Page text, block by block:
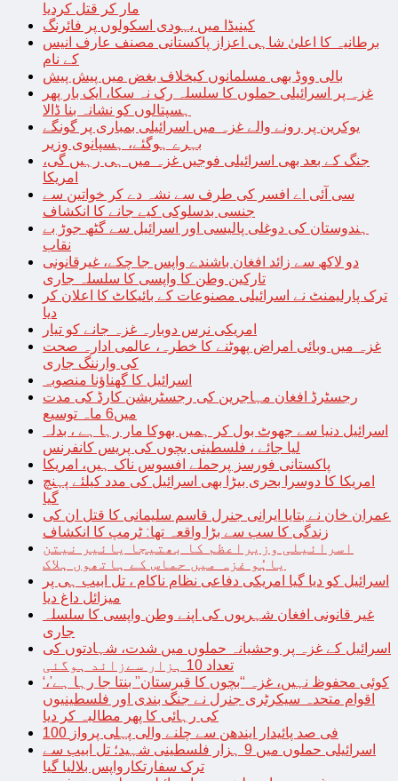
مار کر قتل کردیا
کینیڈا میں یہودی اسکولوں پر فائرنگ
برطانیہ کا اعلیٰ شاہی اعزاز پاکستانی مصنف عارف انیس
کے نام
بالی ووڈ بھی مسلمانوں کیخلاف بغض میں پیش پیش
غزہ پر اسرائیلی حملوں کا سلسلہ رک نہ سکا، ایک بار پھر
ہسپتالوں کو نشانہ بنا ڈالا
یوکرین پر رونے والے غزہ میں اسرائیلی بمباری پر گونگے
بہرے ہوگئے، ہسپانوی وزیر
جنگ کے بعد بھی اسرائیلی فوجیں غزہ میں ہی رہیں گی،
امریکا
سی آئی اے افسر کی طرف سے نشہ دے کر خواتین سے
جنسی بدسلوکی کیے جانے کا انکشاف
ہندوستان کی دوغلی پالیسی اور اسرائیل سے گٹھ جوڑ بے
نقاب
دو لاکھ سے زائد افغان باشندے واپس جا چکے، غیرقانونی
تارکین وطن کا واپسی کا سلسلہ جاری
ترک پارلیمنٹ نے اسرائیلی مصنوعات کے بائیکاٹ کا اعلان کر
دیا
امریکی نرس دوبارہ غزہ جانے کو تیار
غزہ میں وبائی امراض پھوٹنے کا خطرہ، عالمی ادارہ صحت
کی وارننگ جاری
اسرائیل کا گھناؤنا منصوبہ
رجسٹرڈ افغان مہاجرین کی رجسٹریشن کارڈ کی مدت
میں6 ماہ توسیع
اسرائیل دنیا سے جھوٹ بول کر ہمیں بھوکا مار رہا ہے ، بدلہ
لیا جائے ، فلسطینی بچوں کی پریس کانفرنس
پاکستانی فورسز پرحملے افسوس ناک ہیں، امریکا
امریکا کا دوسرا بحری بیڑا بھی اسرائیل کی مدد کیلئے پہنچ
گیا
عمران خان نے بتایا ایرانی جنرل قاسم سلیمانی کا قتل ان کی
زندگی کا سب سے بڑا واقعہ تھا: ٹرمپ کا انکشاف
اسرائیلی وزیراعظم کا بھتیجا یائیر نیتن
یاہُو غزہ میں حماس کے ہاتھوں ہلاک
اسرائیل کو دیا گیا امریکی دفاعی نظام ناکام ، تل ابیب ہی پر
میزائل داغ دیا
غیر قانونی افغان شہریوں کی اپنے وطن واپسی کا سلسلہ
جاری
اسرائیل کے غزہ پر وحشیانہ حملوں میں شدت، شہادتوں کی
تعداد 10 ہزار سےزائد ہوگئی
‘کوئی محفوظ نہیں، غزہ “بچوں کا قبرستان” بنتا جا رہا ہے’،
اقوام متحدہ سیکرٹری جنرل نے جنگ بندی اور فلسطینیوں
کی رہائی کا پھر مطالبہ کر دیا
100 فی صد پائیدار ایندھن سے چلنے والی پہلی پرواز
اسرائیلی حملوں میں 9 ہزار فلسطینی شہید؛ تل ابیب سے
ترک سفارتکارواپس بلالیا گیا